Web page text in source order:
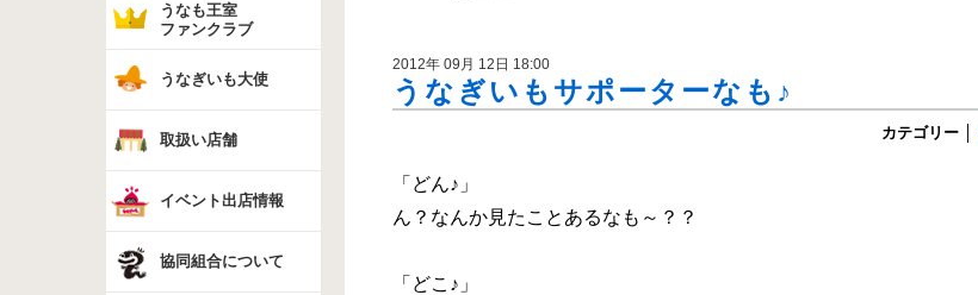
うなも王室
ファンクラブ
うなぎいも大使
取扱い店舗
イベント出店情報
協同組合について
2012年 09月 12日 18:00
うなぎいもサポーターなも♪
カテゴリー
「どん♪」
ん？なんか見たことあるなも～？？
「どこ♪」